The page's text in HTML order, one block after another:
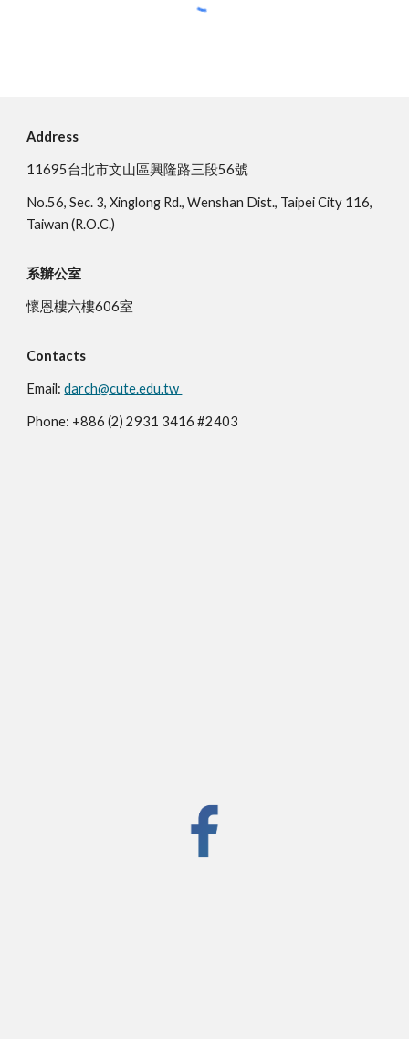
Address
11695台北市文山區興隆路三段56號
No.56, Sec. 3, Xinglong Rd., Wenshan Dist., Taipei City 116,
Taiwan (R.O.C.)
系辦公室
懷恩樓六樓606室
Contacts
Email:darch@cute.edu.tw
Phone: +886 (2) 2931 3416 #2403